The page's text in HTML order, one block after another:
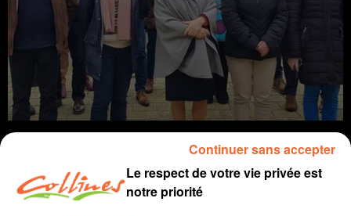
info
Le respect de votre vie privée est
notre priorité
Continuer sans accepter